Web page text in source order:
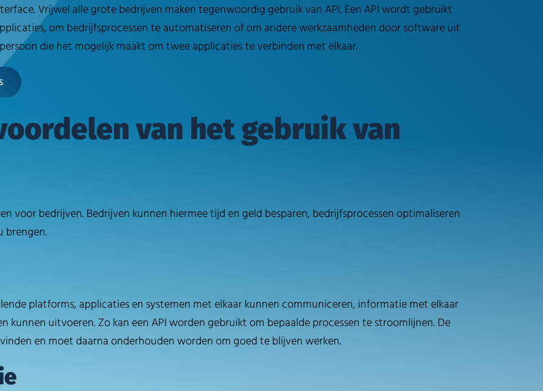
Vrijwel alle grote bedrijven maken tegenwoordig gebruik van API. Een API wordt gebruikt
om bedrijfsprocessen te automatiseren of om andere werkzaamheden door software uit
die het mogelijk maakt om twee applicaties te verbinden met elkaar.
van het gebruik van
voor bedrijven. Bedrijven kunnen hiermee tijd en geld besparen, bedrijfsprocessen optimaliseren
brengen.
platforms, applicaties en systemen met elkaar kunnen communiceren, informatie met elkaar
kunnen uitvoeren. Zo kan een API worden gebruikt om bepaalde processen te stroomlijnen. De
en moet daarna onderhouden worden om goed te blijven werken.